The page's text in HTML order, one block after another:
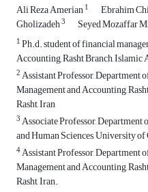
Ali Reza Amerian1 Ebrahim
Gholizadeh3 Seyed Mozaffar
1Ph.d. student of financial
Accounting, Rasht Branch, Islamic
2Assistant Professor, Department
Management and Accounting,
Rasht, Iran
3Associate Professor,
and Human Sciences, University
4Assistant Professor, Department
Management and Accounting,
Rasht, Iran.